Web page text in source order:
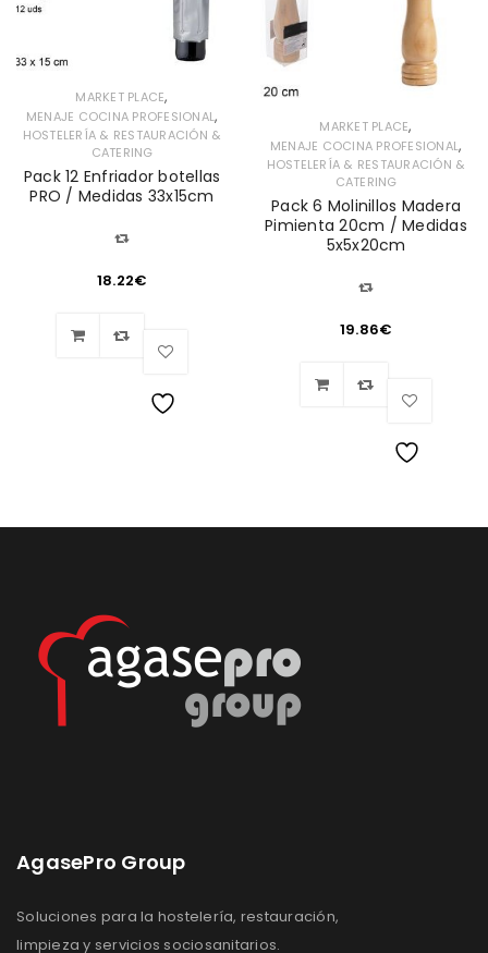
MARKET PLACE,
MENAJE COCINA PROFESIONAL,
HOSTELERÍA & RESTAURACIÓN &
CATERING
Pack 12 Enfriador botellas
PRO / Medidas 33x15cm
18.22€
deseos
MARKET PLACE,
MENAJE COCINA PROFESIONAL,
HOSTELERÍA & RESTAURACIÓN &
CATERING
Pack 6 Molinillos Madera
Pimienta 20cm / Medidas
5x5x20cm
19.86€
de
AgasePro Group
Soluciones para la hostelería, restauración,
limpieza y servicios sociosanitarios.